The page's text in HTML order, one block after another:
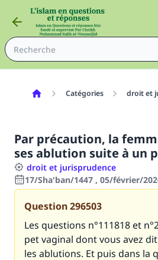
Catégories droit et
Par précaution, la
ses ablution suite à un
droit et jurisprudence
17/Sha'ban/1447 , 05/février/
Question296503
Les questions n°111818 et n°
pet vaginal dont vous avez
les ablutions. Et puis dans la